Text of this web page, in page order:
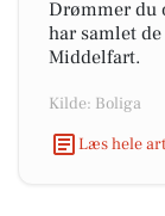
Drømmer du
har samlet
Middelfart.
Kilde: Boliga
Læs hele